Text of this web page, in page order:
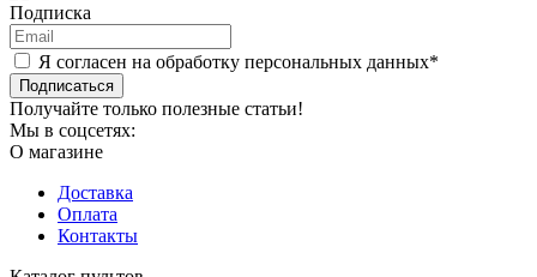
Подписка
Я согласен на обработку персональных данных*
Подписаться
Получайте только полезные статьи!
Мы в соцсетях:
О магазине
Доставка
Оплата
Контакты